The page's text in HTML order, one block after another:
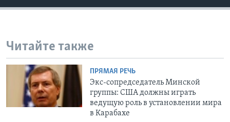
Читайте также
ПРЯМАЯ РЕЧЬ
Экс-сопредседатель Минской
группы: США должны играть
ведущую роль в установлении мира
в Карабахе